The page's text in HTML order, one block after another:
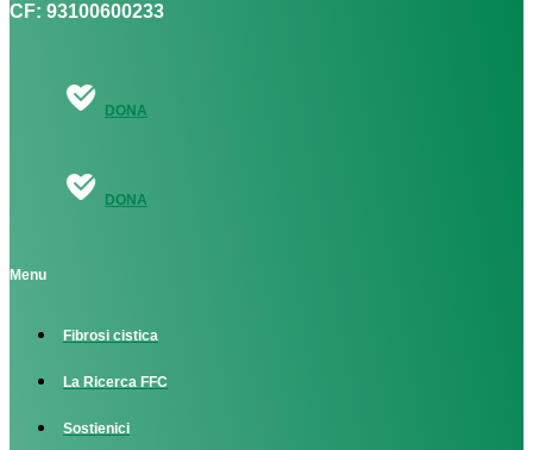
CF: 93100600233
DONA
DONA
Menu
Fibrosi cistica
La Ricerca FFC
Sostienici